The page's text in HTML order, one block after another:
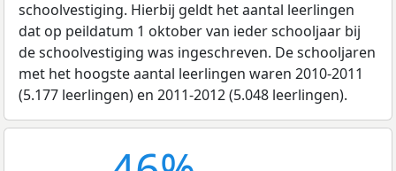
schoolvestiging. Hierbij geldt het aantal leerlingen
dat op peildatum 1 oktober van ieder schooljaar bij
de schoolvestiging was ingeschreven. De schooljaren
met het hoogste aantal leerlingen waren 2010-2011
(5.177 leerlingen) en 2011-2012 (5.048 leerlingen).